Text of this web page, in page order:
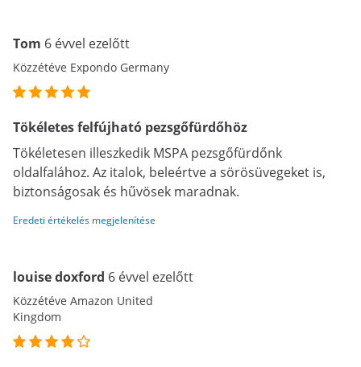
Tom 6 évvel ezelőtt
Közzétéve Expondo Germany
Tökéletes felfújható pezsgőfürdőhöz
Tökéletesen illeszkedik MSPA pezsgőfürdőnk
oldalfalához. Az italok, beleértve a sörösüvegeket is,
biztonságosak és hűvösek maradnak.
Eredeti értékelés megjelenítése
louise doxford 6 évvel ezelőtt
Közzétéve Amazon United
Kingdom